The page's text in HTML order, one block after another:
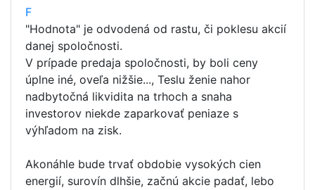
F
"Hodnota" je odvodená od rastu, či poklesu akcií
danej spoločnosti.
V prípade predaja spoločnosti, by boli ceny
úplne iné, oveľa nižšie..., Teslu ženie nahor
nadbytočná likvidita na trhoch a snaha
investorov niekde zaparkovať peniaze s
výhľadom na zisk.
Akonáhle bude trvať obdobie vysokých cien
energií, surovín dlhšie, začnú akcie padať, lebo